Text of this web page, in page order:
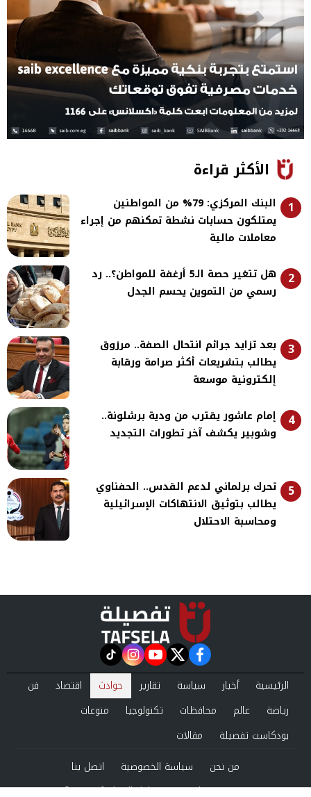
الأكثر قراءة
1
البنك المركزي: 79% من المواطنين
يمتلكون حسابات نشطة تمكنهم من إجراء
معاملات مالية
2
هل تتغير حصة الـ5 أرغفة للمواطن؟.. رد
رسمي من التموين يحسم الجدل
3
بعد تزايد جرائم انتحال الصفة.. مرزوق
يطالب بتشريعات أكثر صرامة ورقابة
إلكترونية موسعة
4
إمام عاشور يقترب من ودية برشلونة..
وشوبير يكشف آخر تطورات التجديد
5
تحرك برلماني لدعم القدس.. الحفناوي
يطالب بتوثيق الانتهاكات الإسرائيلية
ومحاسبة الاحتلال
facebook
twitter
youtube
instagram
tiktok
الرئيسية أخبار سياسة تقارير حوادث اقتصاد
فن
رياضة
عالم محافظات تكنولوجيا
منوعات
بودكاست تفصيلة
مقالات
من نحن
سياسة الخصوصية اتصل بنا
©2024 tafsela All Rights Reserved.